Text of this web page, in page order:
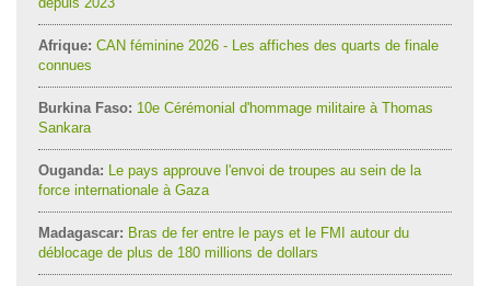
Afrique: CAN féminine 2026 - Les affiches des quarts de finale
connues
Burkina Faso: 10e Cérémonial d'hommage militaire à Thomas
Sankara
Ouganda: Le pays approuve l'envoi de troupes au sein de la
force internationale à Gaza
Madagascar: Bras de fer entre le pays et le FMI autour du
déblocage de plus de 180 millions de dollars